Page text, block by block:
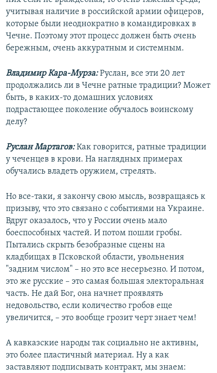
учитывая наличие в российской армии офицеров,
которые были неоднократно в командировках в
Чечне. Поэтому этот процесс должен быть очень
бережным, очень аккуратным и системным.
Владимир Кара-Мурза:Руслан, все эти 20 лет
продолжались ли в Чечне ратные традиции? Может
быть, в каких-то домашних условиях
подрастающее поколение обучалось воинскому
делу?
Руслан Мартагов:Как говорится, ратные традиции
у чеченцев в крови. На наглядных примерах
обучались владеть оружием, стрелять.
Но все-таки, я закончу свою мысль, возвращаясь к
призыву, что это связано с событиями на Украине.
Вдруг оказалось, что у России очень мало
боеспособных частей. И потом пошли гробы.
Пытались скрыть безобразные сцены на
кладбищах в Псковской области, увольнения
"задним числом" – но это все несерьезно. И потом,
это же русские – это самая большая электоральная
часть. Не дай Бог, она начнет проявлять
недовольство, если количество гробов еще
увеличится, – это вообще грозит черт знает чем!
А кавказские народы так социально не активны,
это более пластичный материал. Ну а как
заставляют подписывать контракт, мы знаем: